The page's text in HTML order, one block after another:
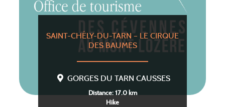
SAINT-CHÉLY-DU-TARN – LE CIRQUE
DES BAUMES
GORGES DU TARN CAUSSES
Distance: 17.0 km
Hike